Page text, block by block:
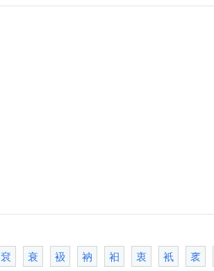
袞 衰 衱 衲 衵 衷 衹 衺